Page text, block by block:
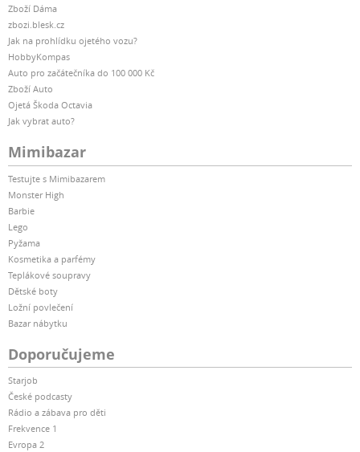
Zboží Dáma
zbozi.blesk.cz
Jak na prohlídku ojetého vozu?
HobbyKompas
Auto pro začátečníka do 100 000 Kč
Zboží Auto
Ojetá Škoda Octavia
Jak vybrat auto?
Mimibazar
Testujte s Mimibazarem
Monster High
Barbie
Lego
Pyžama
Kosmetika a parfémy
Teplákové soupravy
Dětské boty
Ložní povlečení
Bazar nábytku
Doporučujeme
Starjob
České podcasty
Rádio a zábava pro děti
Frekvence 1
Evropa 2